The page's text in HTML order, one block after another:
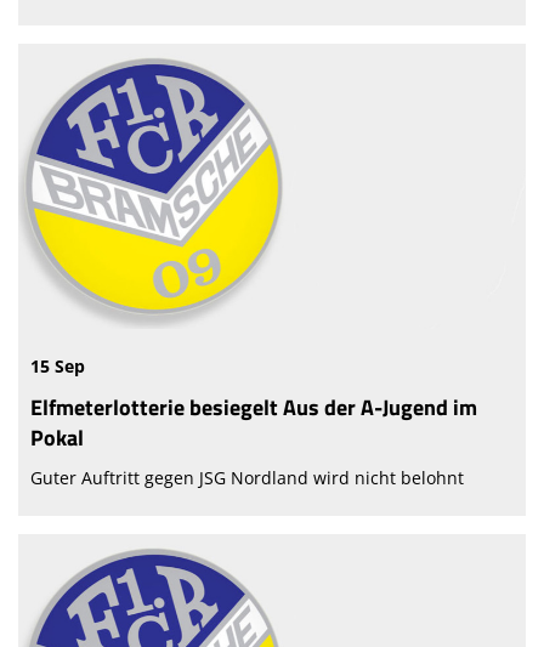
15 Sep
Elfmeterlotterie besiegelt Aus der A-Jugend im
Pokal
Guter Auftritt gegen JSG Nordland wird nicht belohnt